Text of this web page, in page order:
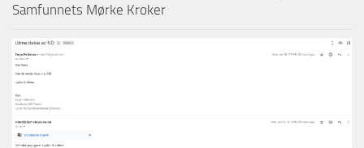
Samfunnets Mørke Kroker